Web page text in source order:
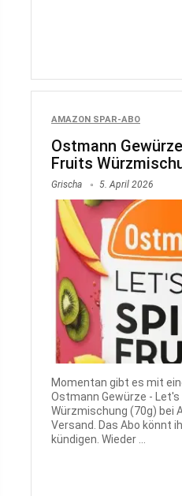
AMAZON SPAR-ABO
Ostmann
Fruits
Grischa 5. April 2026
Momentan gibt es mit
Ostmann Gewürze - Let's
Würzmischung (70g) bei
Versand. Das Abo könnt
kündigen. Wieder ...